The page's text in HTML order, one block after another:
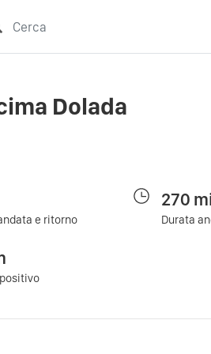
Dolada
e ritorno
270
Durata